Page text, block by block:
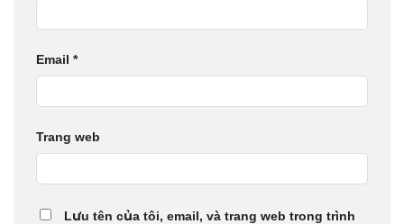
Email *
Trang web
Lưu tên của tôi, email, và trang web trong trình